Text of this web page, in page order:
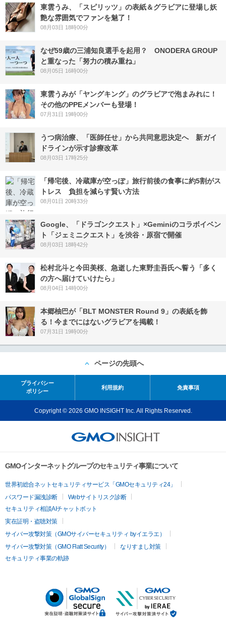
東雲うみ、「スピリッツ」の表紙＆グラビアに登場し妖
艶な雰囲気でファンを魅了！
08月03日 18時00分
なぜ59歳の三浦知良選手を起用？ ONODERA GROUP
と重なった「努力の積み重ね」
08月05日 16時00分
東雲うみが「ヤングキング」のグラビアで泡まみれに！
その他のPPEメンバーも登場！
07月31日 19時00分
うつ病治療、「医師任せ」から共同意思決定へ 新ガイ
ドラインが示す診療改革
08月03日 17時25分
「帰宅後、冷蔵庫が空っぽ」旅行前後の食事に約5割がス
トレス 負担を減らす賢い方法
08月01日 20時33分
Google、「ドラゴンクエスト」×Geminiのコラボイベン
ト「ジェミニクエスト」を渋谷・原宿で開催
08月03日 18時42分
松村北斗と今田美桜、急逝した東野圭吾氏へ誓う「多く
の方へ届けていけたら」
08月04日 14時00分
本郷柚巴が「BLT MONSTER Round 9」の表紙を飾
る！今までにはないグラビアを掲載！
07月31日 19時00分
ページの先頭へ
プライバシー
ポリシー
利用規約 免責事項
Copyright © 2026 GMO INSIGHT Inc. All Rights Reserved.
GMOインターネットグループのセキュリティ事業について
世界初総合ネットセキュリティサービス「GMOセキュリティ24」
パスワード漏洩診断
Webサイトリスク診断
セキュリティ相談AIチャットボット
実在証明・盗聴対策
サイバー攻撃対策（GMOサイバーセキュリティ byイエラエ）
サイバー攻撃対策（GMO Flatt Security）
なりすまし対策
セキュリティ事業の軌跡